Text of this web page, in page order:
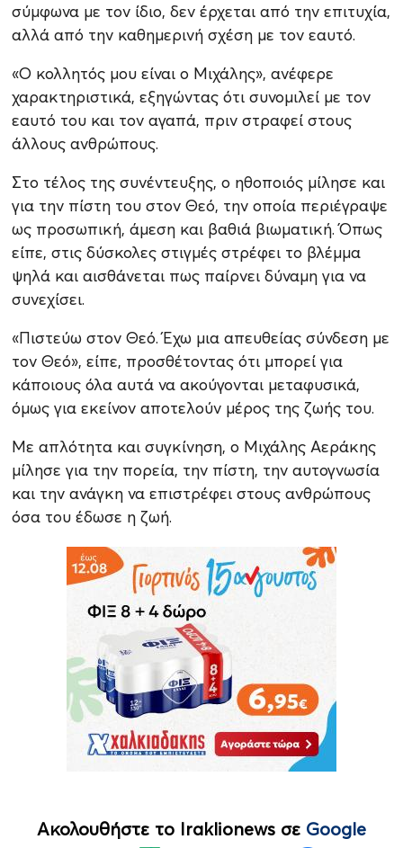
σύμφωνα με τον ίδιο, δεν έρχεται από την επιτυχία,
αλλά από την καθημερινή σχέση με τον εαυτό.
«Ο κολλητός μου είναι ο Μιχάλης», ανέφερε
χαρακτηριστικά, εξηγώντας ότι συνομιλεί με τον
εαυτό του και τον αγαπά, πριν στραφεί στους
άλλους ανθρώπους.
Στο τέλος της συνέντευξης, ο ηθοποιός μίλησε και
για την πίστη του στον Θεό, την οποία περιέγραψε
ως προσωπική, άμεση και βαθιά βιωματική. Όπως
είπε, στις δύσκολες στιγμές στρέφει το βλέμμα
ψηλά και αισθάνεται πως παίρνει δύναμη για να
συνεχίσει.
«Πιστεύω στον Θεό. Έχω μια απευθείας σύνδεση με
τον Θεό», είπε, προσθέτοντας ότι μπορεί για
κάποιους όλα αυτά να ακούγονται μεταφυσικά,
όμως για εκείνον αποτελούν μέρος της ζωής του.
Με απλότητα και συγκίνηση, ο Μιχάλης Αεράκης
μίλησε για την πορεία, την πίστη, την αυτογνωσία
και την ανάγκη να επιστρέφει στους ανθρώπους
όσα του έδωσε η ζωή.
Ακολουθήστε το Iraklionews σε Google